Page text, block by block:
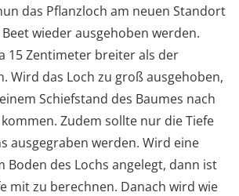
das Pflanzloch am neuen Standort
wieder ausgehoben werden.
15 Zentimeter breiter als der
Wird das Loch zu groß ausgehoben,
Schiefstand des Baumes nach
Zudem sollte nur die Tiefe
ausgegraben werden. Wird eine
Boden des Lochs angelegt, dann ist
mit zu berechnen. Danach wird wie